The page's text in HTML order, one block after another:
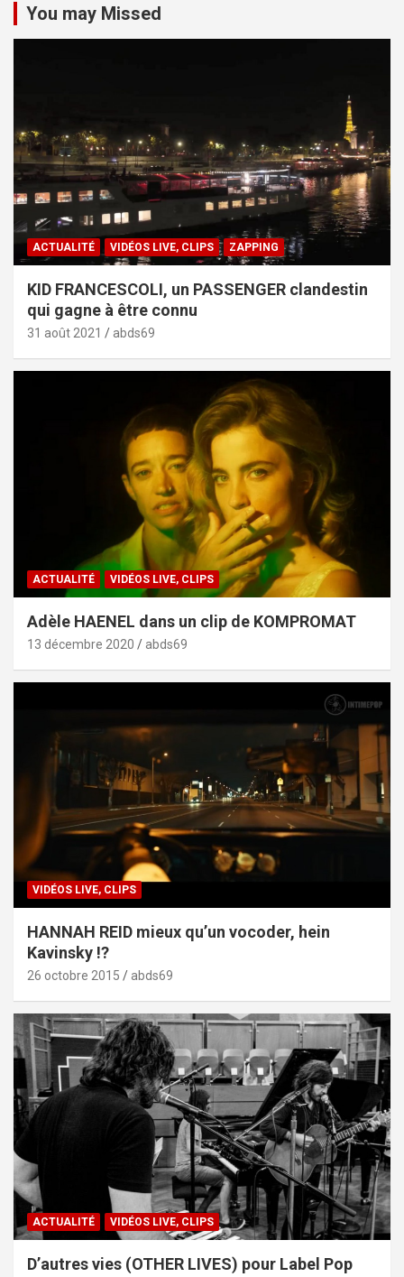
You may Missed
ACTUALITÉ VIDÉOS LIVE, CLIPS ZAPPING
KID FRANCESCOLI, un PASSENGER clandestin
qui gagne à être connu
31 août 2021 abds69
ACTUALITÉ VIDÉOS LIVE, CLIPS
Adèle HAENEL dans un clip de KOMPROMAT
13 décembre 2020 abds69
VIDÉOS LIVE, CLIPS
HANNAH REID mieux qu’un vocoder, hein
Kavinsky !?
26 octobre 2015 abds69
ACTUALITÉ VIDÉOS LIVE, CLIPS
D’autres vies (OTHER LIVES) pour Label Pop